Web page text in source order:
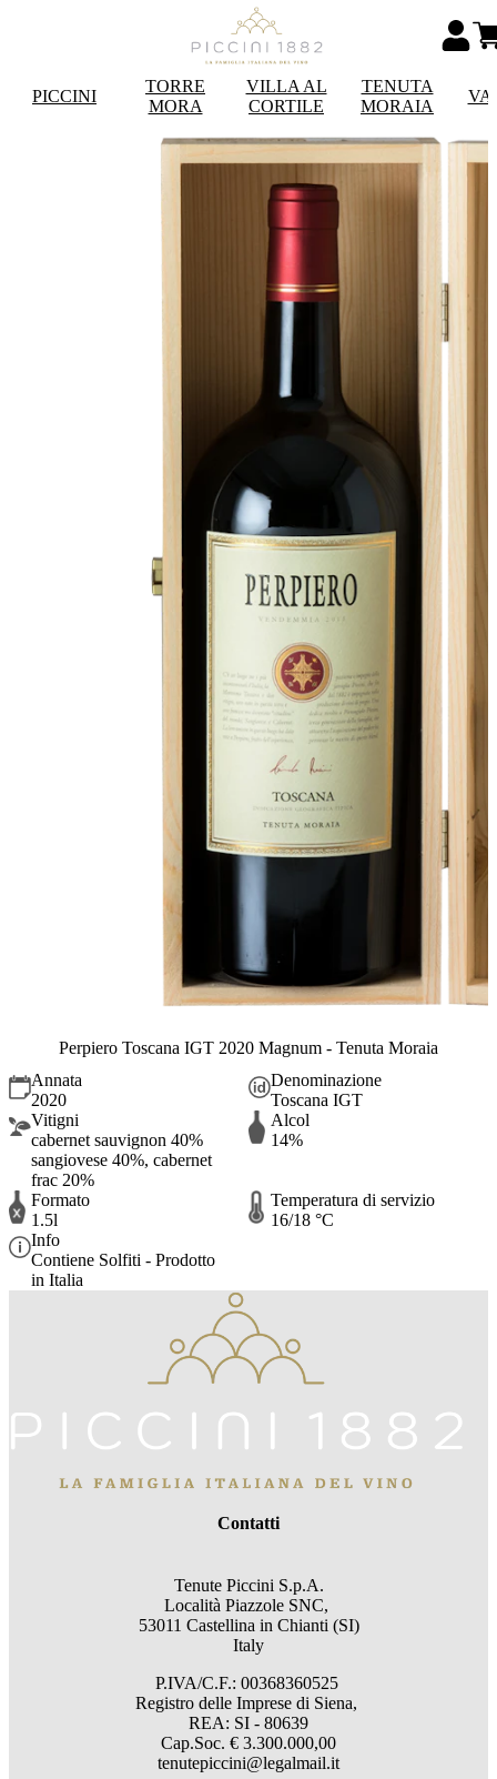
PICCINI
TORRE
MORA
VILLA AL
CORTILE
TENUTA
MORAIA
Perpiero Toscana IGT 2020 Magnum - Tenuta Moraia
Annata
2020
Denominazione
Toscana IGT
Vitigni
cabernet sauvignon 40%
sangiovese 40%, cabernet
frac 20%
Alcol
14%
Formato
1.5l
Temperatura di servizio
16/18 °C
Info
Contiene Solfiti - Prodotto
in Italia
Contatti
Tenute Piccini S.p.A.
Località Piazzole SNC,
53011 Castellina in Chianti (SI)
Italy
P.IVA/C.F.: 00368360525
Registro delle Imprese di Siena,
REA: SI - 80639
Cap.Soc. € 3.300.000,00
tenutepiccini@legalmail.it